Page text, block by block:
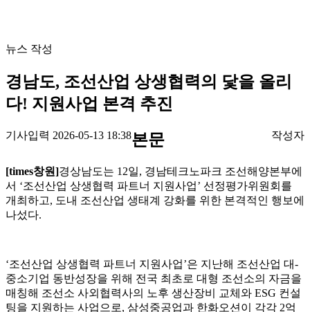
뉴스 작성
경남도, 조선산업 상생협력의 닻을 올리
다! 지원사업 본격 추진
기사입력 2026-05-13 18:38 작성자
본문
[times창원]경상남도는 12일, 경남테크노파크 조선해양본부에
서 ‘조선산업 상생협력 파트너 지원사업’ 선정평가위원회를
개최하고, 도내 조선산업 생태계 강화를 위한 본격적인 행보에
나섰다.
‘조선산업 상생협력 파트너 지원사업’은 지난해 조선산업 대-
중소기업 동반성장을 위해 전국 최초로 대형 조선소의 자금을
매칭해 조선소 사외협력사의 노후 생산장비 교체와 ESG 컨설
팅을 지원하는 사업으로, 삼성중공업과 한화오션이 각각 2억